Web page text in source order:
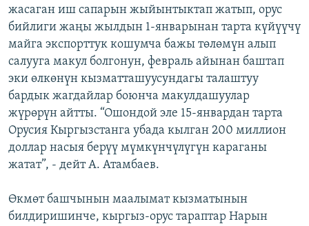
ЫҢГАЙСЫЗ СУРООЛОР
ЭЕ/АРнун бардык сайттары
жасаган иш сапарын жыйынтыктап жатып, орус
бийлиги жаңы жылдын 1-январынан тарта күйүүчү
майга экспорттук кошумча бажы төлөмүн алып
салууга макул болгонун, февраль айынан баштап
эки өлкөнүн кызматташуусундагы талаштуу
бардык жагдайлар боюнча макулдашуулар
жүрөрүн айтты. “Ошондой эле 15-январдан тарта
Орусия Кыргызстанга убада кылган 200 миллион
доллар насыя берүү мүмкүнчүлүгүн караганы
жатат”, - дейт А. Атамбаев.
Өкмөт башчынын маалымат кызматынын
билдиришинче, кыргыз-орус тараптар Нарын